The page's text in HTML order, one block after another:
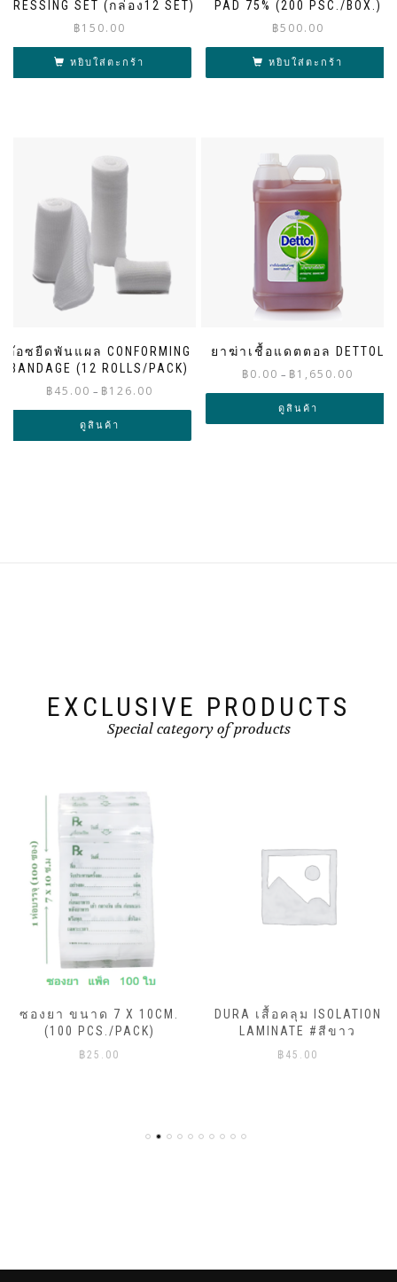
DRESSING SET (กล่อง12 SET)
฿150.00
หยิบใส่ตะกร้า
PAD 75% (200 PSC./BOX.)
฿500.00
หยิบใส่ตะกร้า
ก๊อซยืดพันแผล CONFORMING
BANDAGE (12 ROLLS/PACK)
฿45.00 – ฿126.00
through
ดูสินค้า
ยาฆ่าเชื้อแดตตอล DETTOL
฿0.00 – ฿1,650.00
through
ดูสินค้า
EXCLUSIVE PRODUCTS
Special category of products
ซองยา ขนาด 7 X 10CM.
(100 PCS./PACK)
฿25.00
DURA เสื้อคลุม ISOLATION
LAMINATE #สีขาว
฿ 45.00